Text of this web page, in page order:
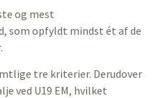
og mest
som opfyldt mindst ét af de
tre kriterier. Derudover
ved U19 EM, hvilket